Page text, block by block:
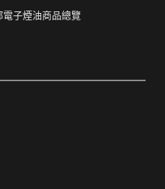
、損毀或不完整的商品瑕
電子煙油商品總覽